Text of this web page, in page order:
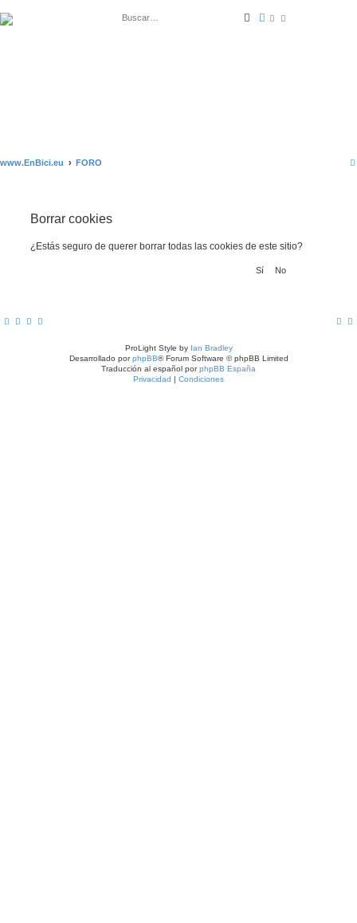
BuscarBúsqueda
www.EnBici.eu FORO
Borrar cookies
¿Estás seguro de querer borrar todas las cookies de este sitio?
ProLight Style by Ian Bradley
Desarrollado porphpBB® Forum Software © phpBB Limited
Traducción al español porphpBB España
Privacidad | Condiciones